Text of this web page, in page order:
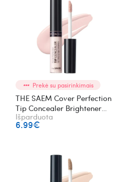
Prekė su pasirinkimais
THE SAEM Cover Perfection
Tip Concealer Brightener
skystas maskuoklis
Išparduota
6.99€